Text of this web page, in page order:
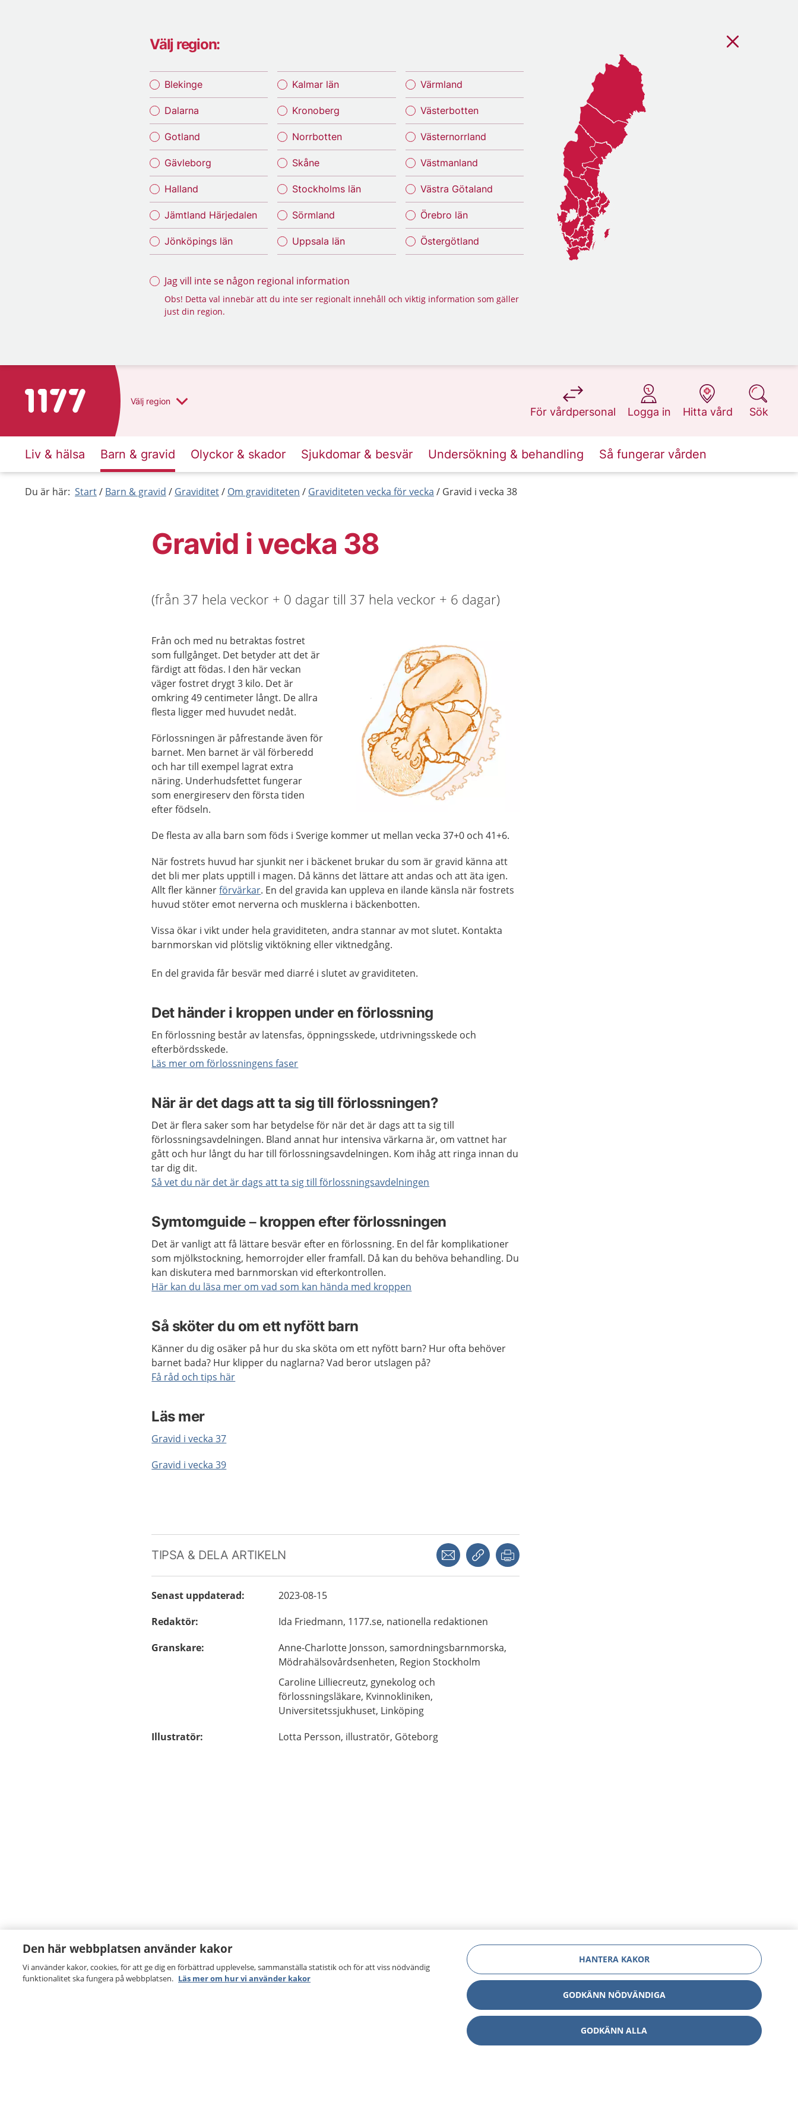
Välj region:
Blekinge
Dalarna
Gotland
Gävleborg
Halland
Jämtland Härjedalen
Jönköpings län
Kalmar län
Kronoberg
Norrbotten
Skåne
Stockholms län
Sörmland
Uppsala län
Värmland
Västerbotten
Västernorrland
Västmanland
Västra Götaland
Örebro län
Östergötland
Jag vill inte se någon regional information
Obs! Detta val innebär att du inte ser regionalt innehåll och viktig information som gäller
just din region.
Till startsidan för 1177 Välj region
För vårdpersonal
på 1177.se
Logga in
på 1177.se
Hitta vård
på 1177.se
Sök
på 1177.se
Liv & hälsa Barn & gravid Olyckor & skador Sjukdomar & besvär Undersökning & behandling Så fungerar vården
Du är här: Start Barn & gravid Graviditet Om graviditeten Graviditeten vecka för vecka Gravid i vecka 38
Gravid i vecka 38
(från 37 hela veckor + 0 dagar till 37 hela veckor + 6 dagar)
Från och med nu betraktas fostret
som fullgånget. Det betyder att det är
färdigt att födas. I den här veckan
väger fostret drygt 3 kilo. Det är
omkring 49 centimeter långt. De allra
flesta ligger med huvudet nedåt.
Förlossningen är påfrestande även för
barnet. Men barnet är väl förberedd
och har till exempel lagrat extra
näring. Underhudsfettet fungerar
som energireserv den första tiden
efter födseln.
De flesta av alla barn som föds i Sverige kommer ut mellan vecka 37+0 och 41+6.
När fostrets huvud har sjunkit ner i bäckenet brukar du som är gravid känna att
det bli mer plats upptill i magen. Då känns det lättare att andas och att äta igen.
Allt fler kännerförvärkar. En del gravida kan uppleva en ilande känsla när fostrets
huvud stöter emot nerverna och musklerna i bäckenbotten.
Vissa ökar i vikt under hela graviditeten, andra stannar av mot slutet. Kontakta
barnmorskan vid plötslig viktökning eller viktnedgång.
En del gravida får besvär med diarré i slutet av graviditeten.
Det händer i kroppen under en förlossning
En förlossning består av latensfas, öppningsskede, utdrivningsskede och
efterbördsskede.
Läs mer om förlossningens faser
När är det dags att ta sig till förlossningen?
Det är flera saker som har betydelse för när det är dags att ta sig till
förlossningsavdelningen. Bland annat hur intensiva värkarna är, om vattnet har
gått och hur långt du har till förlossningsavdelningen. Kom ihåg att ringa innan du
tar dig dit.
Så vet du när det är dags att ta sig till förlossningsavdelningen
Symtomguide – kroppen efter förlossningen
Det är vanligt att få lättare besvär efter en förlossning. En del får komplikationer
som mjölkstockning, hemorrojder eller framfall. Då kan du behöva behandling. Du
kan diskutera med barnmorskan vid efterkontrollen.
Här kan du läsa mer om vad som kan hända med kroppen
Så sköter du om ett nyfött barn
Känner du dig osäker på hur du ska sköta om ett nyfött barn? Hur ofta behöver
barnet bada? Hur klipper du naglarna? Vad beror utslagen på?
Få råd och tips här
Läs mer
Gravid i vecka 37
Gravid i vecka 39
TIPSA & DELA ARTIKELN Dela via mejlKopiera länk
Senast uppdaterad:
2023-08-15
Redaktör: Ida Friedmann, 1177.se, nationella redaktionen
Granskare: Anne-Charlotte Jonsson, samordningsbarnmorska,
Mödrahälsovårdsenheten, Region Stockholm
Caroline Lilliecreutz, gynekolog och
förlossningsläkare, Kvinnokliniken,
Universitetssjukhuset, Linköping
Illustratör: Lotta Persson, illustratör, Göteborg
Den här webbplatsen använder kakor
Vi använder kakor, cookies, för att ge dig en förbättrad upplevelse, sammanställa statistik och för att viss nödvändig
funktionalitet ska fungera på webbplatsen. Läs mer om hur vi använder kakor
HANTERA KAKOR
GODKÄNN NÖDVÄNDIGA
GODKÄNN ALLA